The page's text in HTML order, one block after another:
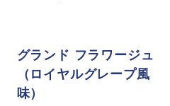
グランド フラワージュ
（ロイヤルグレープ風
味）